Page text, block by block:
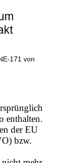
171 von
enthalten.
der EU
bzw.